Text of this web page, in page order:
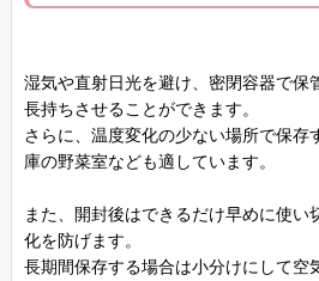
湿気や直射日光を避け、密閉容器で保
長持ちさせることができます。
さらに、温度変化の少ない場所で保存
庫の野菜室なども適しています。
また、開封後はできるだけ早めに使い
化を防げます。
長期間保存する場合は小分けにして空